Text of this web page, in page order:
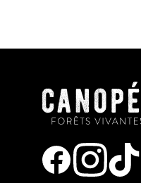
Facebook